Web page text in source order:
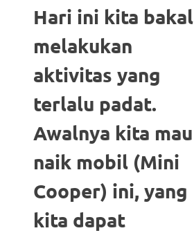
Hari ini kita bakal
melakukan
aktivitas yang
terlalu padat.
Awalnya kita mau
naik mobil (Mini
Cooper) ini, yang
kita dapat